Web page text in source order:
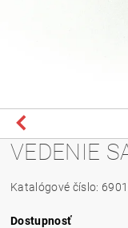
VEDENIE
Katalógové číslo:
Dostupnosť